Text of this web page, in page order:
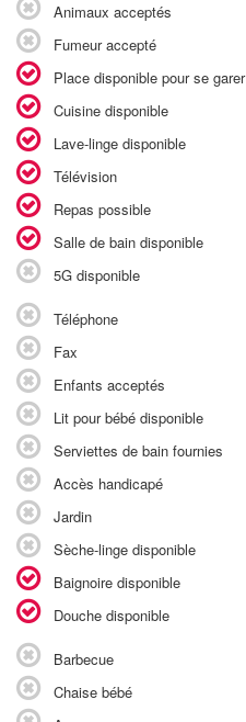
Animaux acceptés
Fumeur accepté
Place disponible pour se garer
Cuisine disponible
Lave-linge disponible
Télévision
Repas possible
Salle de bain disponible
5G disponible
Téléphone
Fax
Enfants acceptés
Lit pour bébé disponible
Serviettes de bain fournies
Accès handicapé
Jardin
Sèche-linge disponible
Baignoire disponible
Douche disponible
Barbecue
Chaise bébé